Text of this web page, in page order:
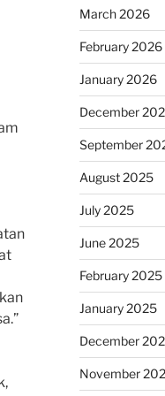
March 2026
February 2026
January 2026
December
September
August 2025
July 2025
June 2025
February 2025
January 2025
December
November